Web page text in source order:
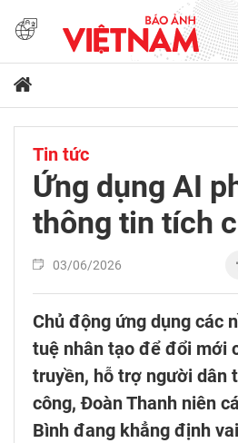
Tin tức
Ứng dụng AI
thông tin tích
03/06/2026
Chủ động ứng dụng các
tuệ nhân tạo để đổi mới
truyền, hỗ trợ người dân
công, Đoàn Thanh niên
Bình đang khẳng định